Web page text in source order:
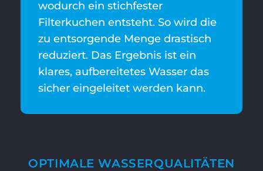
wodurch ein stichfester
Filterkuchen entsteht. So wird die
zu entsorgende Menge drastisch
reduziert. Das Ergebnis ist ein
klares, aufbereitetes Wasser das
sicher eingeleitet werden kann.
OPTIMALE WASSERQUALITÄTEN